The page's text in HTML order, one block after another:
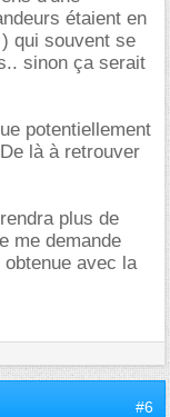
étaient en
qui souvent se
sinon ça serait
potentiellement
là à retrouver
plus de
me demande
avec la
#6